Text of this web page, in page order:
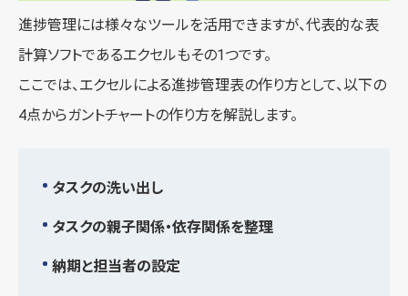
進捗管理には様々なツールを活用できますが、代表的な表
計算ソフトであるエクセルもその1つです。
ここでは、エクセルによる進捗管理表の作り方として、以下の
4点からガントチャートの作り方を解説します。
タスクの洗い出し
タスクの親子関係・依存関係を整理
納期と担当者の設定